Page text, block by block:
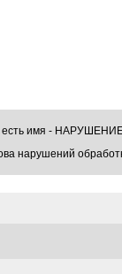
есть имя -
нарушений